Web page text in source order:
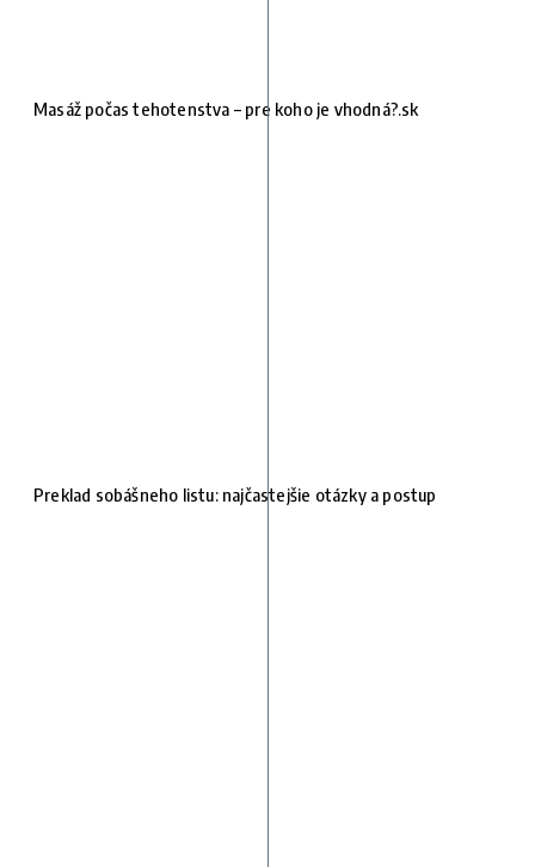
Masáž počas tehotenstva – pre koho je vhodná?.sk
Preklad sobášneho listu: najčastejšie otázky a postup